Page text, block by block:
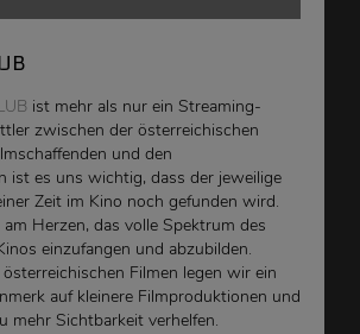
ist mehr als nur ein Streaming-
zwischen der österreichischen
und den
ist es uns wichtig, dass der jeweilige
Zeit im Kino noch gefunden wird.
Herzen, das volle Spektrum des
einzufangen und abzubilden.
Filmen legen wir ein
auf kleinere Filmproduktionen und
mehr Sichtbarkeit verhelfen.